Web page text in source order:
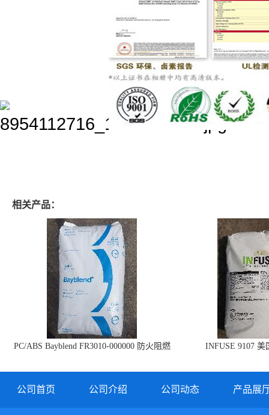
相关产品：
PC/ABS Bayblend FR3010-000000 防火阻燃
INFUSE 9107 美
公司首页 公司介绍 公司动态 产品展